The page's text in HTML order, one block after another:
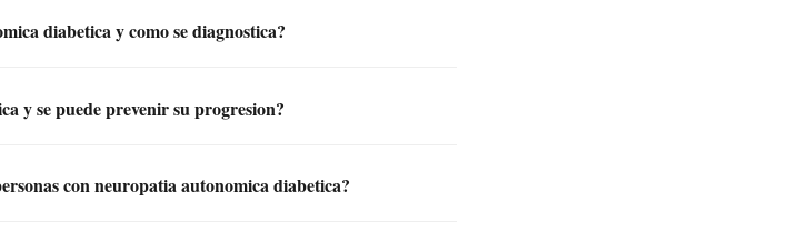
diabetica y como se diagnostica?
y se puede prevenir su progresion?
con neuropatia autonomica diabetica?